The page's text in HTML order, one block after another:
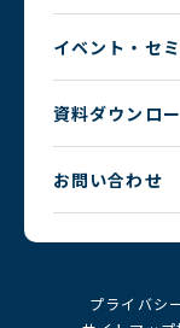
イベント・セ
資料ダウンロ
お問い合わせ
プライバシ